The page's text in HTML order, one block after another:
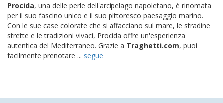
Procida, una delle perle dell'arcipelago napoletano, è rinomata
per il suo fascino unico e il suo pittoresco paesaggio marino.
Con le sue case colorate che si affacciano sul mare, le stradine
strette e le tradizioni vivaci, Procida offre un'esperienza
autentica del Mediterraneo. Grazie a Traghetti.com, puoi
facilmente prenotare ... segue